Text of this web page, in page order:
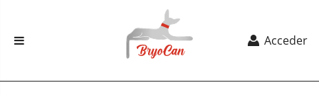
Acceder